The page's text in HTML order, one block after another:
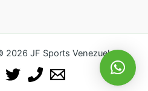
JF Sports Venezuela